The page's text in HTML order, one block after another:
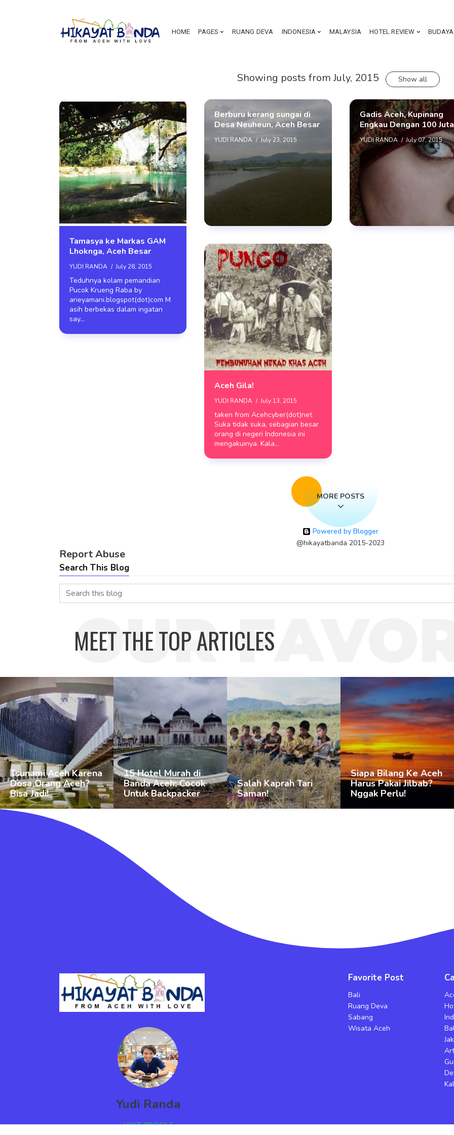
HOME PAGES RUANG DEVA INDONESIA MALAYSIA HOTEL REVIEW BUDAYA
Showing posts from July, 2015 Show all
Tamasya ke Markas GAM
Lhoknga, Aceh Besar
YUDI RANDA July 28, 2015
Teduhnya kolam pemandian
Pucok Krueng Raba by
arieyamani.blogspot(dot)com M
asih berbekas dalam ingatan
say…
Berburu kerang sungai di
Desa Neuheun, Aceh Besar
YUDI RANDA July 23, 2015
Aceh Gila!
YUDI RANDA July 13, 2015
taken from Acehcyber(dot)net
Suka tidak suka, sebagian besar
orang di negeri Indonesia ini
mengakuinya. Kala…
Gadis Aceh, Kupinang
Engkau Dengan 100
YUDI RANDA July 07, 2015
MORE POSTS
Powered by Blogger
@hikayatbanda 2015-2023
Report Abuse
Search This Blog
OUR
MEET THE TOP ARTICLES
Tsunami Aceh Karena
Dosa Orang Aceh?
Bisa Jadi!
15 Hotel Murah di
Banda Aceh; Cocok
Untuk Backpacker
Salah Kaprah Tari
Saman!
Siapa Bilang Ke Aceh
Harus Pakai Jilbab?
Nggak Perlu!
Yudi Randa
VISIT PROFILE
Favorite Post
Bali
Ruang Deva
Sabang
Wisata Aceh